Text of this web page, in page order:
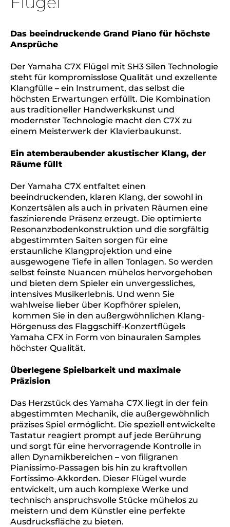
Das beeindruckende Grand Piano für höchste
Ansprüche
Der Yamaha C7X Flügel mit SH3 Silen Technologie
steht für kompromisslose Qualität und exzellente
Klangfülle – ein Instrument, das selbst die
höchsten Erwartungen erfüllt. Die Kombination
aus traditioneller Handwerkskunst und
modernster Technologie macht den C7X zu
einem Meisterwerk der Klavierbaukunst.
Ein atemberaubender akustischer Klang, der
Räume füllt
Der Yamaha C7X entfaltet einen
beeindruckenden, klaren Klang, der sowohl in
Konzertsälen als auch in privaten Räumen eine
faszinierende Präsenz erzeugt. Die optimierte
Resonanzbodenkonstruktion und die sorgfältig
abgestimmten Saiten sorgen für eine
erstaunliche Klangprojektion und eine
ausgewogene Tiefe in allen Tonlagen. So werden
selbst feinste Nuancen mühelos hervorgehoben
und bieten dem Spieler ein unvergessliches,
intensives Musikerlebnis. Und wenn Sie
wahlweise lieber über Kopfhörer spielen,
kommen Sie in den außergwöhnlichen Klang-
Hörgenuss des Flaggschiff-Konzertflügels
Yamaha CFX in Form von binauralen Samples
höchster Qualität.
Überlegene Spielbarkeit und maximale
Präzision
Das Herzstück des Yamaha C7X liegt in der fein
abgestimmten Mechanik, die außergewöhnlich
präzises Spiel ermöglicht. Die speziell entwickelte
Tastatur reagiert prompt auf jede Berührung
und sorgt für eine hervorragende Kontrolle in
allen Dynamikbereichen – von filigranen
Pianissimo-Passagen bis hin zu kraftvollen
Fortissimo-Akkorden. Dieser Flügel wurde
entwickelt, um auch komplexe Werke und
technisch anspruchsvolle Stücke mühelos zu
meistern und dem Künstler eine perfekte
Ausdrucksfläche zu bieten.